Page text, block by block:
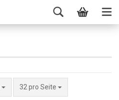
32 pro Seite